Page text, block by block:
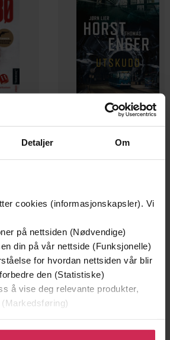
Detaljer Om
cookies (informasjonskapsler). Vi
på nettsiden (Nødvendige)
din på vår nettside (Funksjonelle)
for hvordan nettsiden vår blir
den (Statistiske)
å vise deg relevante produkter,
for å gi oss ditt samtykke til å
Global Crisis to a Better World
Goldin(forfatter)